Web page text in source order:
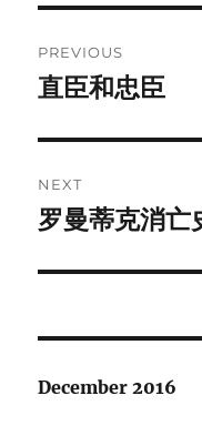
navigation
PREVIOUS
Previous
直臣和忠臣
NEXT
Next
罗曼蒂克消亡
December 2016